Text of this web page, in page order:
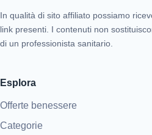
In qualità di sito affiliato possiamo
link presenti. I contenuti non
di un professionista sanitario.
Esplora
Offerte benessere
Categorie